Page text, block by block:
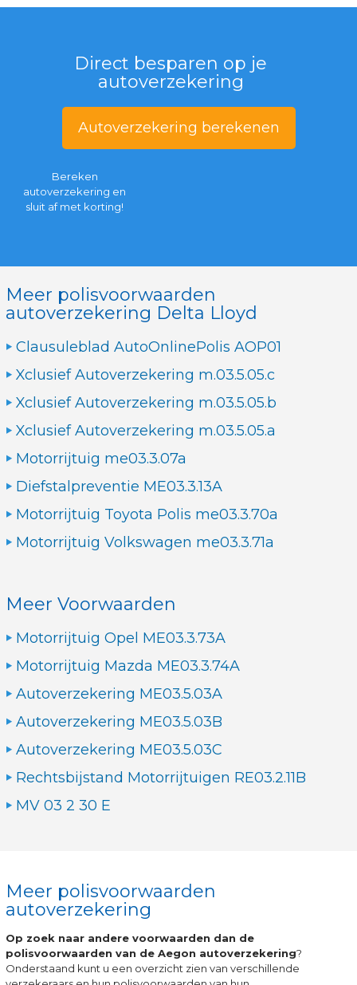
Direct besparen op je
autoverzekering
Autoverzekering berekenen
Bereken
autoverzekering en
sluit af met korting!
Meer polisvoorwaarden
autoverzekering Delta Lloyd
Clausuleblad AutoOnlinePolis AOP01
Xclusief Autoverzekering m.03.5.05.c
Xclusief Autoverzekering m.03.5.05.b
Xclusief Autoverzekering m.03.5.05.a
Motorrijtuig me03.3.07a
Diefstalpreventie ME03.3.13A
Motorrijtuig Toyota Polis me03.3.70a
Motorrijtuig Volkswagen me03.3.71a
Meer Voorwaarden
Motorrijtuig Opel ME03.3.73A
Motorrijtuig Mazda ME03.3.74A
Autoverzekering ME03.5.03A
Autoverzekering ME03.5.03B
Autoverzekering ME03.5.03C
Rechtsbijstand Motorrijtuigen RE03.2.11B
MV 03 2 30 E
Meer polisvoorwaarden
autoverzekering
Op zoek naar andere voorwaarden dan de
polisvoorwaarden van de Aegon autoverzekering?
Onderstaand kunt u een overzicht zien van verschillende